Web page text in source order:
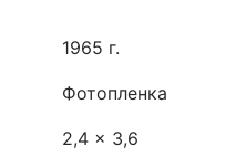
1965 г.
Фотопленка
2,4 x 3,6